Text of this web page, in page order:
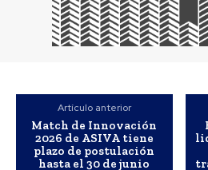
Artículo anterior
Match de Innovación
2026 de ASIVA tiene
plazo de postulación
hasta el 30 de junio